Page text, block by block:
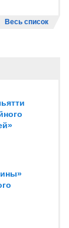
Весь список